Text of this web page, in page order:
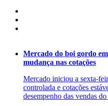
Mercado do boi gordo
mudança nas cotações
Mercado iniciou a sexta-
controlada e cotações
desempenho das vendas